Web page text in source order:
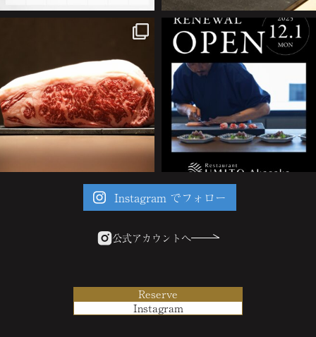
公式アカウントへ
Instagram でフォロー
Reserve
Instagram